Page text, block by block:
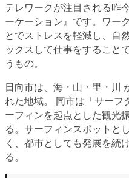
テレワークが注目される昨
ーケーション』です。ワー
とでストレスを軽減し、自
ックスして仕事をすること
うもの。
日向市は、海・山・里・川
れた地域。 同市は「サーフ
ーフィンを起点とした観光
る。サーフィンスポットと
く、都市としても発展を続
る。